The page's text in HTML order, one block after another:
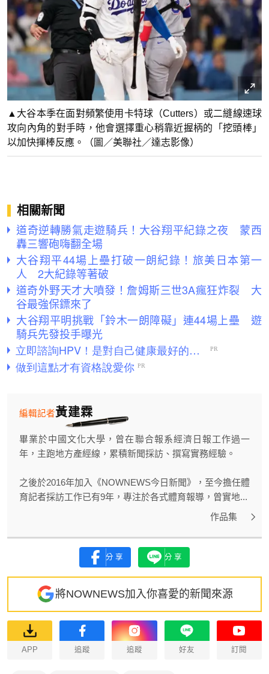
▲大谷本季在面對頻繁使用卡特球（Cutters）或二縫線速球
攻向內角的對手時，他會選擇重心稍靠近握柄的「挖頭棒」
以加快揮棒反應。（圖／美聯社／達志影像）
相關新聞
道奇逆轉勝氣走遊騎兵！大谷翔平紀錄之夜 蒙西
轟三響砲嗨翻全場
大谷翔平44場上壘打破一朗紀錄！旅美日本第一
人 2大紀錄等著破
道奇外野天才大噴發！詹姆斯三世3A瘋狂炸裂 大
谷最強保鏢來了
大谷翔平明挑戰「鈴木一朗障礙」連44場上壘 遊
騎兵先發投手曝光
黃建霖
編輯記者
畢業於中國文化大學，曾在聯合報系經濟日報工作過一
年，主跑地方產經線，累積新聞採訪、撰寫實務經驗。
之後於2016年加入《NOWNEWS今日新聞》，至今擔任體
育記者採訪工作已有9年，專注於各式體育報導，曾實地...
作品集
分享 分享
將NOWNEWS加入你喜愛的新聞來源
APP 追蹤 追蹤 好友 訂閱